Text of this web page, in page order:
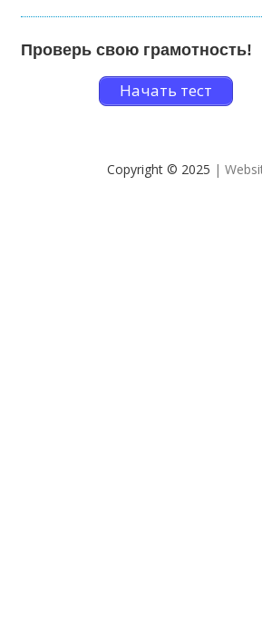
Проверь свою грамотность!
Начать тест
Copyright © 2025 |